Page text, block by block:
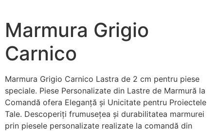
Marmura Grigio
Carnico
Marmura Grigio Carnico Lastra de 2 cm pentru piese
speciale. Piese Personalizate din Lastre de Marmură la
Comandă ofera Eleganță și Unicitate pentru Proiectele
Tale. Descoperiți frumusețea și durabilitatea marmurei
prin piesele personalizate realizate la comandă din